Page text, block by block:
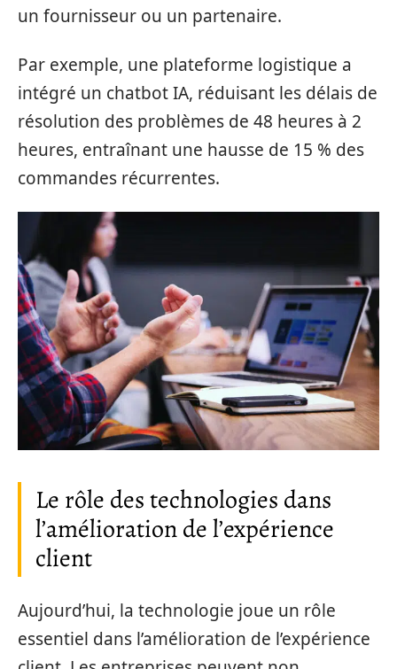
un fournisseur ou un partenaire.
Par exemple, une plateforme logistique a
intégré un chatbot IA, réduisant les délais de
résolution des problèmes de 48 heures à 2
heures, entraînant une hausse de 15 % des
commandes récurrentes.
Le rôle des technologies dans
l’amélioration de l’expérience
client
Aujourd’hui, la technologie joue un rôle
essentiel dans l’amélioration de l’expérience